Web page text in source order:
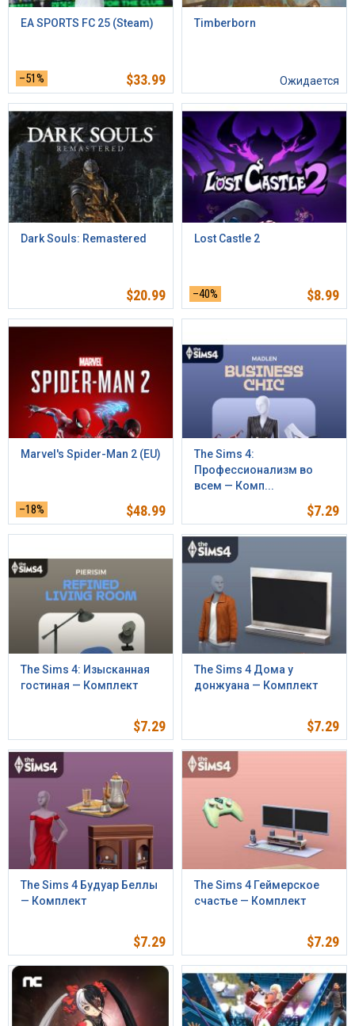
EA SPORTS FC 25 (Steam)
–51% $33.99
Timberborn
Ожидается
Dark Souls: Remastered
$20.99
Lost Castle 2
–40% $8.99
Marvel's Spider-Man 2 (EU)
–18% $48.99
The Sims 4:
Профессионализм во
всем — Комп...
$7.29
The Sims 4: Изысканная
гостиная — Комплект
$7.29
The Sims 4 Дома у
донжуана — Комплект
$7.29
The Sims 4 Будуар Беллы
— Комплект
$7.29
The Sims 4 Геймерское
счастье — Комплект
$7.29